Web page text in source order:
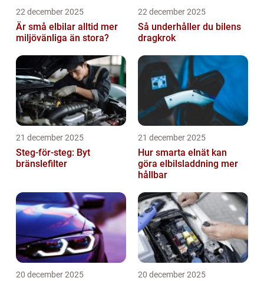
22 december 2025
Är små elbilar alltid mer
miljövänliga än stora?
22 december 2025
Så underhåller du bilens
dragkrok
21 december 2025
Steg-för-steg: Byt
bränslefilter
21 december 2025
Hur smarta elnät kan
göra elbilsladdning mer
hållbar
20 december 2025 20 december 2025